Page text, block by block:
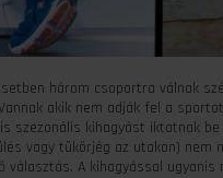
három csoportra válnak
akik nem adják fel a
szezonális kihagyást iktatnak
vagy tükörjég az utakon)
A kihagyással ugyanis